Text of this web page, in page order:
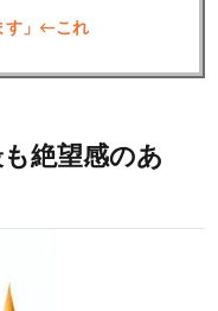
す」←これ
絶望感のあ